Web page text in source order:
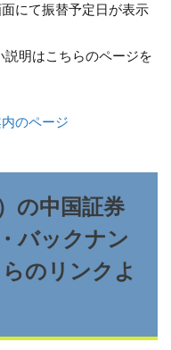
にて振替予定日が表示
明はこちらのページを
のページ
の中国証券
バックナン
のリンクよ